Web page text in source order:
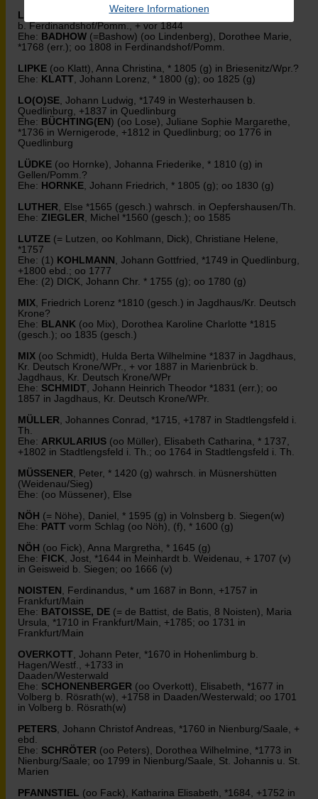
LINDENBERG
, Friedrich Georg, *1779 (err.) in Wilhelmsburg
b. Ferdinandshof/Pomm., + vor 1844
Ehe: BADHOW (=Bashow) (oo Lindenberg), Dorothee Marie,
*1768 (err.); oo 1808 in Ferdinandshof/Pomm.
LIPKE (oo Klatt), Anna Christina, * 1805 (g) in Briesenitz/Wpr.?
Ehe: KLATT, Johann Lorenz, * 1800 (g); oo 1825 (g)
LO(O)SE, Johann Ludwig, *1749 in Westerhausen b.
Quedlinburg, +1837 in Quedlinburg
Ehe: BÜCHTING(EN) (oo Lose), Juliane Sophie Margarethe,
*1736 in Wernigerode, +1812 in Quedlinburg; oo 1776 in
Quedlinburg
LÜDKE (oo Hornke), Johanna Friederike, * 1810 (g) in
Gellen/Pomm.?
Ehe: HORNKE, Johann Friedrich, * 1805 (g); oo 1830 (g)
LUTHER, Else *1565 (gesch.) wahrsch. in Oepfershausen/Th.
Ehe: ZIEGLER, Michel *1560 (gesch.); oo 1585
LUTZE (= Lutzen, oo Kohlmann, Dick), Christiane Helene,
*1757
Ehe: (1) KOHLMANN , Johann Gottfried, *1749 in Quedlinburg,
+1800 ebd.; oo 1777
Ehe: (2) DICK, Johann Chr. * 1755 (g); oo 1780 (g)
MIX, Friedrich Lorenz *1810 (gesch.) in Jagdhaus/Kr. Deutsch
Krone?
Ehe: BLANK (oo Mix), Dorothea Karoline Charlotte *1815
(gesch.); oo 1835 (gesch.)
MIX (oo Schmidt), Hulda Berta Wilhelmine *1837 in Jagdhaus,
Kr. Deutsch Krone/WPr., + vor 1887 in Marienbrück b.
Jagdhaus, Kr. Deutsch Krone/WPr
Ehe: SCHMIDT, Johann Heinrich Theodor *1831 (err.); oo
1857 in Jagdhaus, Kr. Deutsch Krone/WPr.
MÜLLER, Johannes Conrad, *1715, +1787 in Stadtlengsfeld i.
Th.
Ehe: ARKULARIUS (oo Müller), Elisabeth Catharina, * 1737,
+1802 in Stadtlengsfeld i. Th.; oo 1764 in Stadtlengsfeld i. Th.
MÜSSENER, Peter, * 1420 (g) wahrsch. in Müsnershütten
(Weidenau/Sieg)
Ehe: (oo Müssener), Else
NÖH (= Nöhe), Daniel, * 1595 (g) in Volnsberg b. Siegen(w)
Ehe: PATT vorm Schlag (oo Nöh), (f), * 1600 (g)
NÖH (oo Fick), Anna Margretha, * 1645 (g)
Ehe: FICK, Jost, *1644 in Meinhardt b. Weidenau, + 1707 (v)
in Geisweid b. Siegen; oo 1666 (v)
NOISTEN , Ferdinandus, * um 1687 in Bonn, +1757 in
Frankfurt/Main
Ehe: BATOISSE, DE (= de Battist, de Batis, 8 Noisten), Maria
Ursula, *1710 in Frankfurt/Main, +1785; oo 1731 in
Frankfurt/Main
OVERKOTT, Johann Peter, *1670 in Hohenlimburg b.
Hagen/Westf., +1733 in
Daaden/Westerwald
Ehe: SCHONENBERGER (oo Overkott), Elisabeth, *1677 in
Volberg b. Rösrath(w), +1758 in Daaden/Westerwald; oo 1701
in Volberg b. Rösrath(w)
PETERS, Johann Christof Andreas, *1760 in Nienburg/Saale, +
ebd.
Ehe: SCHRÖTER (oo Peters), Dorothea Wilhelmine, *1773 in
Nienburg/Saale; oo 1799 in Nienburg/Saale, St. Johannis u. St.
Marien
PFANNSTIEL (oo Fack), Katharina Elisabeth, *1684, +1752 in
Weitere Informationen